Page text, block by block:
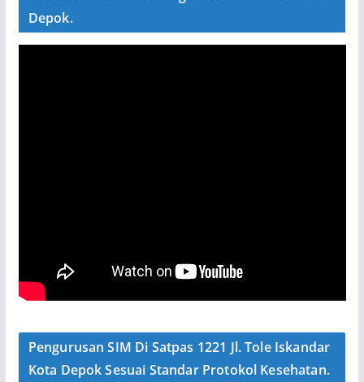
Depok.
Pengurusan SIM Di Satpas 1221 Jl. Tole Iskandar
Kota Depok Sesuai Standar Protokol Kesehatan.